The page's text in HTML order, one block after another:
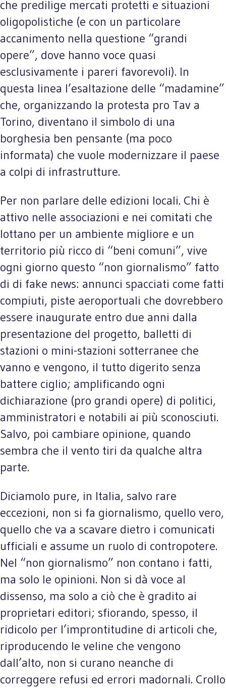
che predilige mercati protetti e situazioni
oligopolistiche (e con un particolare
accanimento nella questione “grandi
opere”, dove hanno voce quasi
esclusivamente i pareri favorevoli). In
questa linea l’esaltazione delle “madamine”
che, organizzando la protesta pro Tav a
Torino, diventano il simbolo di una
borghesia ben pensante (ma poco
informata) che vuole modernizzare il paese
a colpi di infrastrutture.
Per non parlare delle edizioni locali. Chi è
attivo nelle associazioni e nei comitati che
lottano per un ambiente migliore e un
territorio più ricco di “beni comuni”, vive
ogni giorno questo “non giornalismo” fatto
di di fake news: annunci spacciati come fatti
compiuti, piste aeroportuali che dovrebbero
essere inaugurate entro due anni dalla
presentazione del progetto, balletti di
stazioni o mini-stazioni sotterranee che
vanno e vengono, il tutto digerito senza
battere ciglio; amplificando ogni
dichiarazione (pro grandi opere) di politici,
amministratori e notabili ai più sconosciuti.
Salvo, poi cambiare opinione, quando
sembra che il vento tiri da qualche altra
parte.
Diciamolo pure, in Italia, salvo rare
eccezioni, non si fa giornalismo, quello vero,
quello che va a scavare dietro i comunicati
ufficiali e assume un ruolo di contropotere.
Nel “non giornalismo” non contano i fatti,
ma solo le opinioni. Non si dà voce al
dissenso, ma solo a ciò che è gradito ai
proprietari editori; sfiorando, spesso, il
ridicolo per l’improntitudine di articoli che,
riproducendo le veline che vengono
dall’alto, non si curano neanche di
correggere refusi ed errori madornali. Crollo